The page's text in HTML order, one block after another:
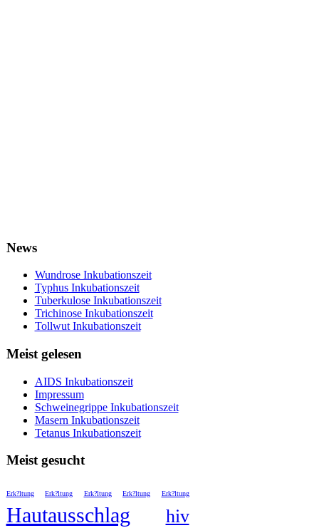
News
Wundrose Inkubationszeit
Typhus Inkubationszeit
Tuberkulose Inkubationszeit
Trichinose Inkubationszeit
Tollwut Inkubationszeit
Meist gelesen
AIDS Inkubationszeit
Impressum
Schweinegrippe Inkubationszeit
Masern Inkubationszeit
Tetanus Inkubationszeit
Meist gesucht
Erk?ltung Erk?ltung Erk?ltung Erk?ltung Erk?ltung
Hautausschlag hiv